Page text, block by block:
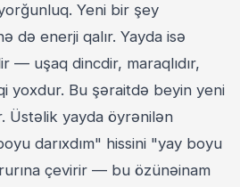
Yeni bir şey
də enerji qalır. Yayda isə
— uşaq dincdir, maraqlıdır,
yoxdur. Bu şəraitdə beyin yeni
Üstəlik yayda öyrənilən
darıxdım" hissini "yay boyu
çevirir — bu özünəinam